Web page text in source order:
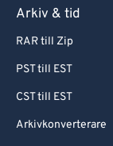
Arkiv & tid
RAR till Zip
PST till EST
CST till EST
Arkivkonverterare